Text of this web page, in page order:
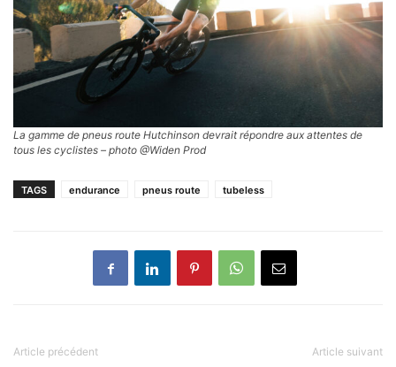
La gamme de pneus route Hutchinson devrait répondre aux attentes de
tous les cyclistes – photo @Widen Prod
TAGS endurance pneus route tubeless
Article précédent Article suivant